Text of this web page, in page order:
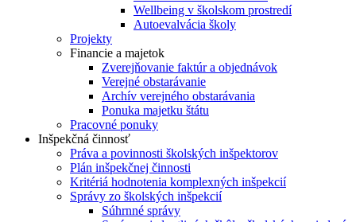
Wellbeing v školskom prostredí
Autoevalvácia školy
Projekty
Financie a majetok
Zverejňovanie faktúr a objednávok
Verejné obstarávanie
Archív verejného obstarávania
Ponuka majetku štátu
Pracovné ponuky
Inšpekčná činnosť
Práva a povinnosti školských inšpektorov
Plán inšpekčnej činnosti
Kritériá hodnotenia komplexných inšpekcií
Správy zo školských inšpekcií
Súhrnné správy